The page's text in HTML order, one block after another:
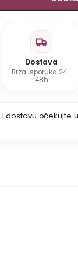
Dostava
Brza isporuka 24–
48h
i dostavu očekujte u